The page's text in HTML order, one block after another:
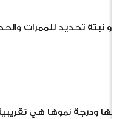
أو نبتة تحديد للممرات
ودرجة نموها هي